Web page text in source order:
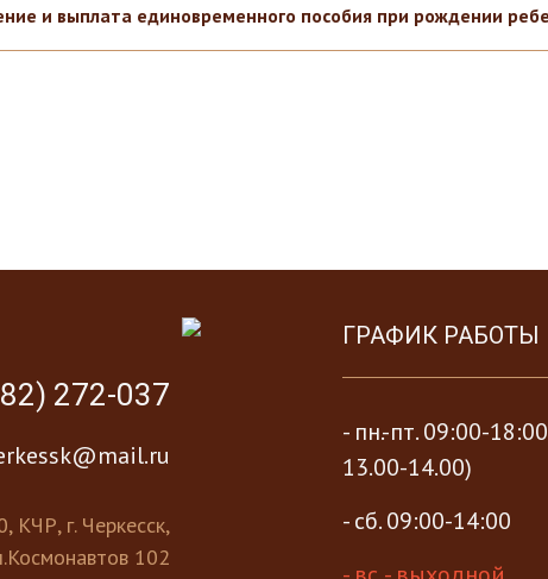
и выплата единовременного пособия при рождении
272-037
КЧР, г. Черкесск,
102
ГРАФИК РАБОТЫ
- пн.-пт. 09:00-
13.00-14.00)
- сб. 09:00-14:00